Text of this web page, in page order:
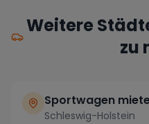
Weitere
zu
Sportwagen
Schleswig-Holstein